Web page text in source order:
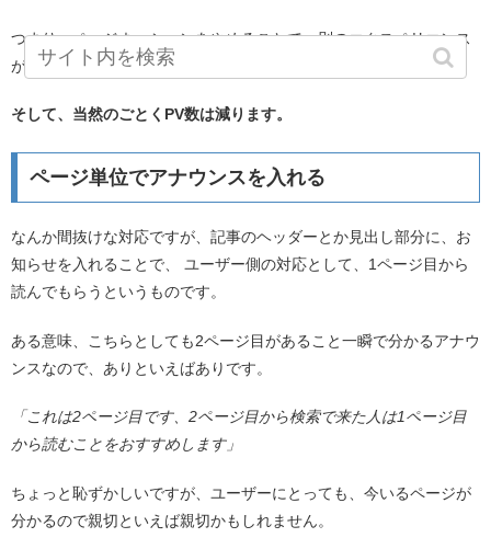
つまり、ページネーションをやめることで、別のエクスペリエンス
が犠牲になる可能性があると言うことです。
そして、当然のごとくPV数は減ります。
ページ単位でアナウンスを入れる
なんか間抜けな対応ですが、記事のヘッダーとか見出し部分に、お
知らせを入れることで、 ユーザー側の対応として、1ページ目から
読んでもらうというものです。
ある意味、こちらとしても2ページ目があること一瞬で分かるアナウ
ンスなので、ありといえばありです。
「これは2ページ目です、2ページ目から検索で来た人は1ページ目
から読むことをおすすめします」
ちょっと恥ずかしいですが、ユーザーにとっても、今いるページが
分かるので親切といえば親切かもしれません。